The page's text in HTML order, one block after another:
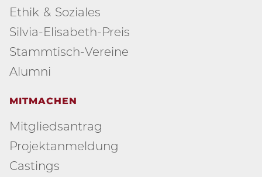
Ethik & Soziales
Silvia-Elisabeth-Preis
Stammtisch-Vereine
Alumni
MITMACHEN
Mitgliedsantrag
Projektanmeldung
Castings